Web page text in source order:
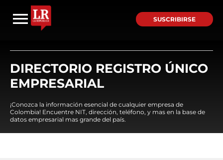
SUSCRIBIRSE
DIRECTORIO REGISTRO ÚNICO
EMPRESARIAL
¡Conozca la información esencial de cualquier empresa de
Colombia! Encuentre NIT, dirección, teléfono, y mas en la base de
datos empresarial mas grande del país.